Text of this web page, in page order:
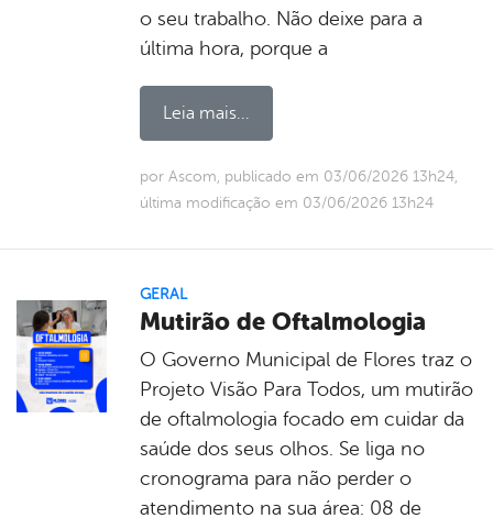
o seu trabalho. Não deixe para a
última hora, porque a
Leia mais...
por Ascom, publicado em 03/06/2026 13h24,
última modificação em 03/06/2026 13h24
GERAL
Mutirão de Oftalmologia
O Governo Municipal de Flores traz o
Projeto Visão Para Todos, um mutirão
de oftalmologia focado em cuidar da
saúde dos seus olhos. Se liga no
cronograma para não perder o
atendimento na sua área: 08 de